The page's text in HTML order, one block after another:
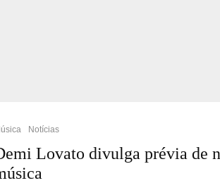
Notícias
Lovato divulga prévia de